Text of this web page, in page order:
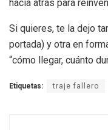
hacia atrás para
Si quieres, te la dejo
portada) y otra en
“cómo llegar, cuánto
Etiquetas: traje fallero